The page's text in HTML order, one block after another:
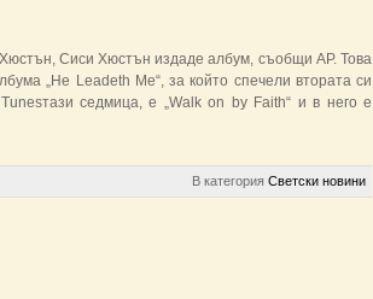
Сиси Хюстън издаде албум, съобщи AP. Това
„He Leadeth Me“, за който спечели втората си
седмица, е „Walk on by Faith“ и в него е
В категория Светски новини